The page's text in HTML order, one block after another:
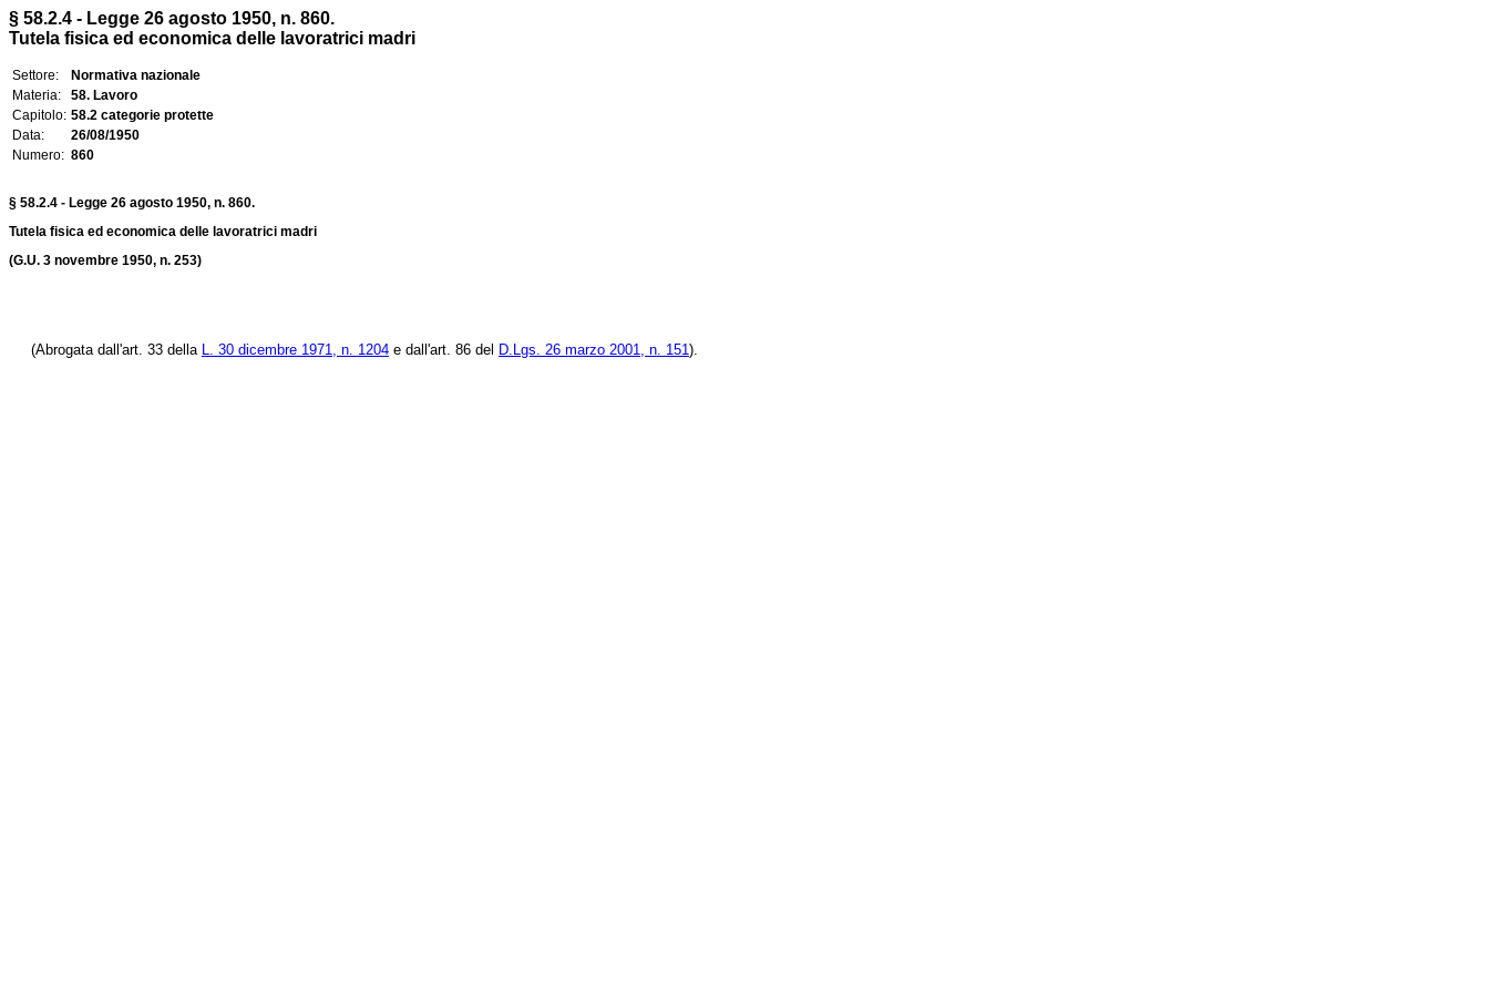
§ 58.2.4 - Legge 26 agosto 1950, n. 860.
Tutela fisica ed economica delle lavoratrici madri
Settore:
Normativa nazionale
Materia:
58. Lavoro
Capitolo: 58.2 categorie protette
Data:
26/08/1950
Numero: 860
§ 58.2.4 - Legge 26 agosto 1950, n. 860.
Tutela fisica ed economica delle lavoratrici madri
(G.U. 3 novembre 1950, n. 253)
(Abrogata dall'art. 33 della L. 30 dicembre 1971, n. 1204 e dall'art. 86 del D.Lgs. 26 marzo 2001, n. 151).